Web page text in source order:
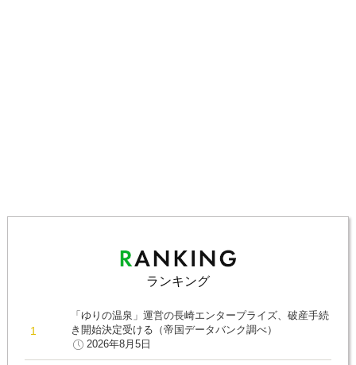
ランキング
「ゆりの温泉」運営の長崎エンタープライズ、破産手続
き開始決定受ける（帝国データバンク調べ）
2026年8月5日